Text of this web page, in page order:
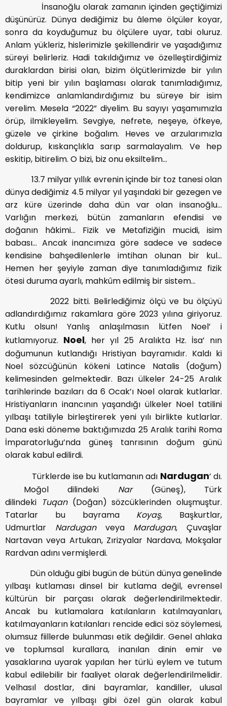
İnsanoğlu olarak zamanın içinden geçtiğimizi
düşünürüz. Dünya dediğimiz bu âleme ölçüler koyar,
sonra da koyduğumuz bu ölçülere uyar, tabi oluruz.
Anlam yükleriz, hislerimizle şekillendirir ve yaşadığımız
süreyi belirleriz. Hadi takıldığımız ve özelleştirdiğimiz
duraklardan birisi olan, bizim ölçütlerimizde bir yılın
bitip yeni bir yılın başlaması olarak tanımladığımız,
kendimizce anlamlandırdığımız bu süreye bir isim
verelim. Mesela “2022” diyelim. Bu sayıyı yaşamımızla
örüp, ilmikleyelim. Sevgiye, nefrete, neşeye, öfkeye,
güzele ve çirkine boğalım. Heves ve arzularımızla
doldurup, kıskançlıkla sarıp sarmalayalım. Ve hep
eskitip, bitirelim. O bizi, biz onu eksiltelim…
13.7 milyar yıllık evrenin içinde bir toz tanesi olan
dünya dediğimiz 4.5 milyar yıl yaşındaki bir gezegen ve
arz küre üzerinde daha dün var olan insanoğlu…
Varlığın merkezi, bütün zamanların efendisi ve
doğanın hâkimi… Fizik ve Metafiziğin mucidi, isim
babası… Ancak inancımıza göre sadece ve sadece
kendisine bahşedilenlerle imtihan olunan bir kul…
Hemen her şeyiyle zaman diye tanımladığımız fizik
ötesi duruma ayarlı, mahkûm edilmiş bir sistem…
2022 bitti. Belirlediğimiz ölçü ve bu ölçüyü
adlandırdığımız rakamlara göre 2023 yılına giriyoruz.
Kutlu olsun! Yanlış anlaşılmasın lütfen Noel’ i
kutlamıyoruz. Noel, her yıl 25 Aralıkta Hz. İsa’ nın
doğumunun kutlandığı Hristiyan bayramıdır. Kaldı ki
Noel sözcüğünün kökeni Latince Natalis (doğum)
kelimesinden gelmektedir. Bazı ülkeler 24-25 Aralık
tarihlerinde bazıları da 6 Ocak’ı Noel olarak kutlarlar.
Hristiyanların inancının yaşandığı ülkeler Noel tatilini
yılbaşı tatiliyle birleştirerek yeni yılı birlikte kutlarlar.
Dana eski döneme baktığımızda 25 Aralık tarihi Roma
İmparatorluğu’nda güneş tanrısının doğum günü
olarak kabul edilirdi.
Türklerde ise bu kutlamanın adı Nardugan’ dı.
Moğol dilindeki Nar(Güneş), Türk
dilindeki Tuqan(Doğan) sözcüklerinden oluşmuştur.
Tatarlar bu bayrama Koyaş, Başkurtlar,
Udmurtlar Narduganveya Mardugan, Çuvaşlar
Nartavan veya Artukan, Zırizyalar Nardava, Mokşalar
Rardvan adını vermişlerdi.
Dün olduğu gibi bugün de bütün dünya genelinde
yılbaşı kutlaması dinsel bir kutlama değil, evrensel
kültürün bir parçası olarak değerlendirilmektedir.
Ancak bu kutlamalara katılanların katılmayanları,
katılmayanların katılanları rencide edici söz söylemesi,
olumsuz fiillerde bulunması etik değildir. Genel ahlaka
ve toplumsal kurallara, inanılan dinin emir ve
yasaklarına uyarak yapılan her türlü eylem ve tutum
kabul edilebilir bir faaliyet olarak değerlendirilmelidir.
Velhasıl dostlar, dini bayramlar, kandiller, ulusal
bayramlar ve yılbaşı gibi özel gün olarak kabul